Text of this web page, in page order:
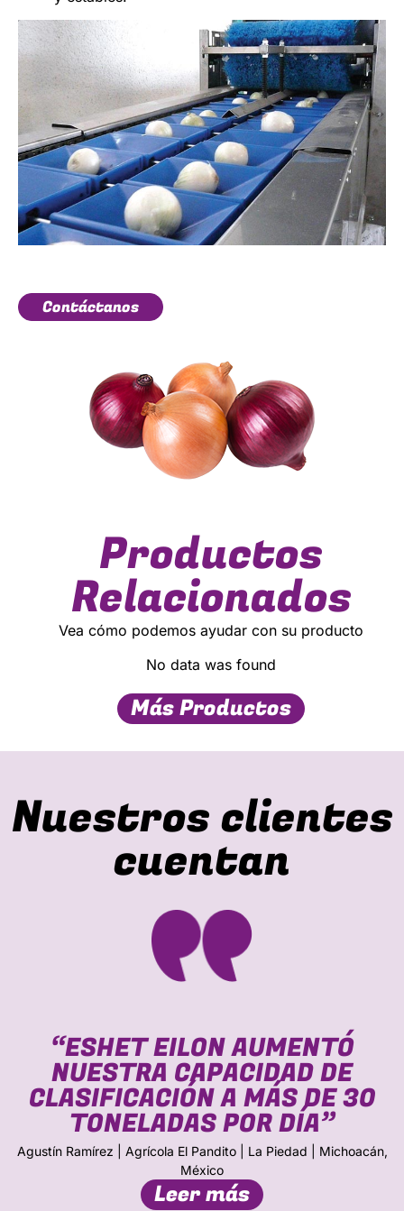
Contáctanos
Productos
Relacionados
Vea cómo podemos ayudar con su producto
No data was found
Más Productos
Nuestros clientes
cuentan
“ESHET EILON AUMENTÓ
NUESTRA CAPACIDAD DE
CLASIFICACIÓN A MÁS DE 30
TONELADAS POR DÍA”
Agustín Ramírez | Agrícola El Pandito | La Piedad | Michoacán,
México
Leer más